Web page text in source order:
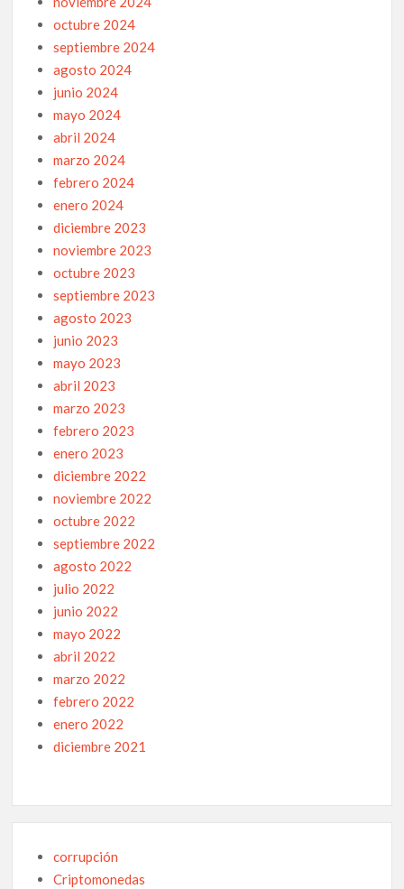
octubre 2024
septiembre 2024
agosto 2024
junio 2024
mayo 2024
abril 2024
marzo 2024
febrero 2024
enero 2024
diciembre 2023
noviembre 2023
octubre 2023
septiembre 2023
agosto 2023
junio 2023
mayo 2023
abril 2023
marzo 2023
febrero 2023
enero 2023
diciembre 2022
noviembre 2022
octubre 2022
septiembre 2022
agosto 2022
julio 2022
junio 2022
mayo 2022
abril 2022
marzo 2022
febrero 2022
enero 2022
diciembre 2021
corrupción
Criptomonedas